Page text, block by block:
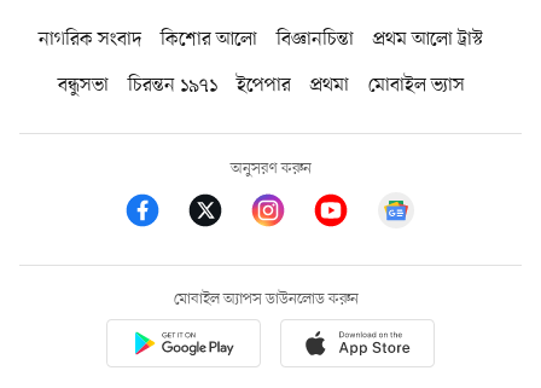
নাগরিক সংবাদ কিশোর আলো বিজ্ঞানচিন্তা
প্রথম আলো ট্রাস্ট
বন্ধুসভা
চিরন্তন ১৯৭১ ইপেপার প্রথমা মোবাইল ভ্যাস
অনুসরণ করুন
মোবাইল অ্যাপস ডাউনলোড করুন